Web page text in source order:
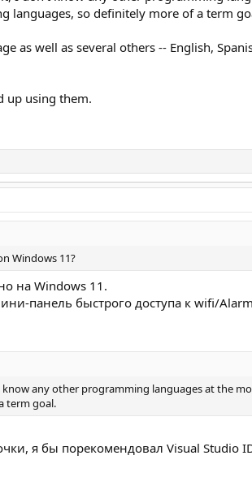
languages, so definitely more of a term
as well as several others -- English,
up using them.
Windows 11?
на Windows 11.
панель быстрого доступа к wifi/
any other programming languages at the
term goal.
я бы порекомендовал Visual Studio